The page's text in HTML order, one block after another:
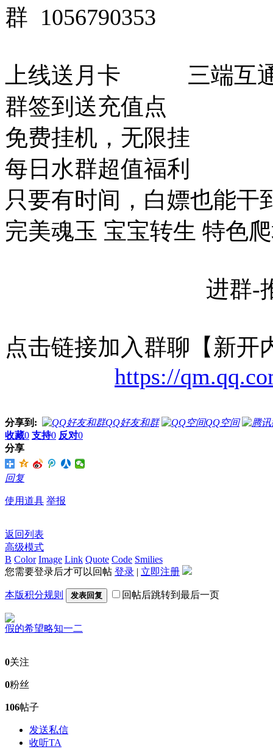
群 1056790353
上线送月卡 三端互
群签到送充值点
免费挂机，无限挂
每日水群超值福利
只要有时间，白嫖也能干
完美魂玉 宝宝转生 特色
进群-推广人
点击链接加入群聊【新开
https://
分享到: QQ好友和群
QQ空间
收藏0 支持0 反对0
分享
回复
使用道具 举报
返回列表
高级模式
B Color Image Link Quote Code Smilies
您需要登录后才可以回帖 登录 | 立即注册
本版积分规则 发表回复 回帖后跳转到最后一页
假的希望略知一二
0关注
0粉丝
106帖子
发送私信
收听TA